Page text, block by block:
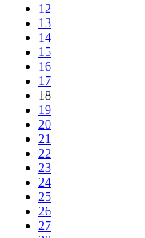
12
13
14
15
16
17
18
19
20
21
22
23
24
25
26
27